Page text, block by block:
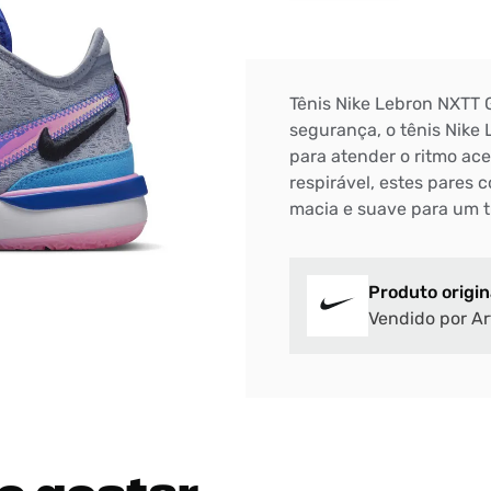
Tênis Nike Lebron
segurança, o tênis Nike
para atender o ritmo
respirável, estes pares
macia e suave para um
Produto
Vendido por